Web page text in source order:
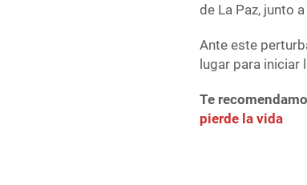
de La Paz, junto
Ante este
lugar para
Te
pierde la vida